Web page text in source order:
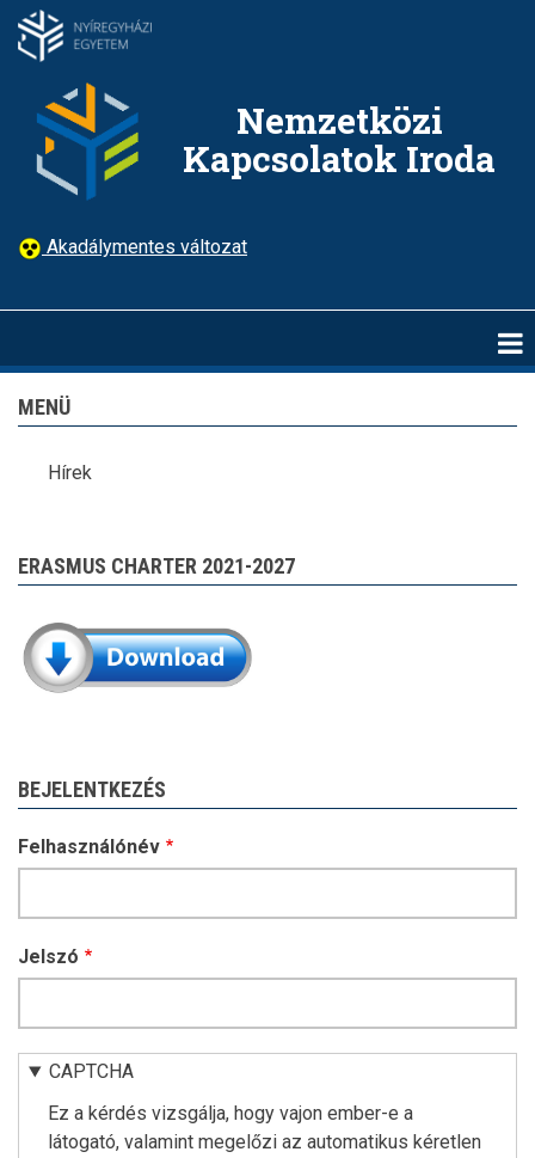
Ugrás
Nemzetközi
Kapcsolatok Iroda
Akadálymentes változat
MENÜ
Hírek
ERASMUS CHARTER 2021-2027
BEJELENTKEZÉS
Felhasználónév
Jelszó
CAPTCHA
Ez a kérdés vizsgálja, hogy vajon ember-e a
látogató, valamint megelőzi az automatikus kéretlen